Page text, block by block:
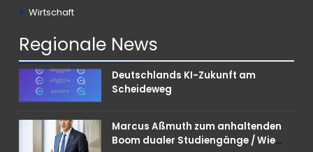
Wirtschaft
Regionale News
Deutschlands KI-Zukunft am
Scheideweg
Marcus Aßmuth zum anhaltenden
Boom dualer Studiengänge / Wie